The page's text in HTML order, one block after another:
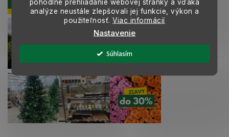
pohodlné prehliadanie webovej stránky a vďaka
analýze neustále zlepšovali jej funkcie, výkon a
použiteľnosť.Viac informácií
Nastavenie
Súhlasím
p
i
s
u